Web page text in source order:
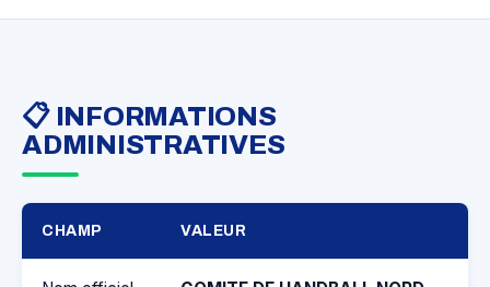
📋 INFORMATIONS
ADMINISTRATIVES
CHAMP VALEUR